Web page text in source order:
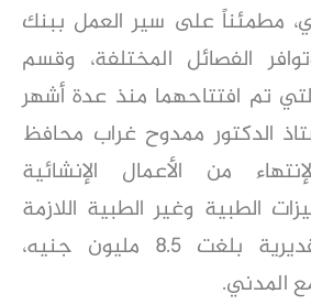
مطمئناً على سير العمل ببنك
الفصائل المختلفة، وقسم
تم افتتاحهما منذ عدة أشهر
الدكتور ممدوح غراب محافظ
من الأعمال الإنشائية
الطبية وغير الطبية اللازمة
للعمل بتكلفة تقديرية بلغت ٨.٥ مليون جنيه،
المدني.